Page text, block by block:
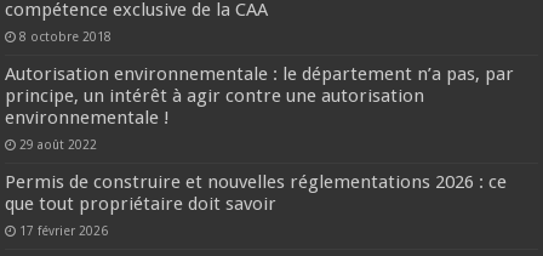
compétence exclusive de la CAA
8 octobre 2018
Autorisation environnementale : le département n’a pas, par
principe, un intérêt à agir contre une autorisation
environnementale !
29 août 2022
Permis de construire et nouvelles réglementations 2026 : ce
que tout propriétaire doit savoir
17 février 2026